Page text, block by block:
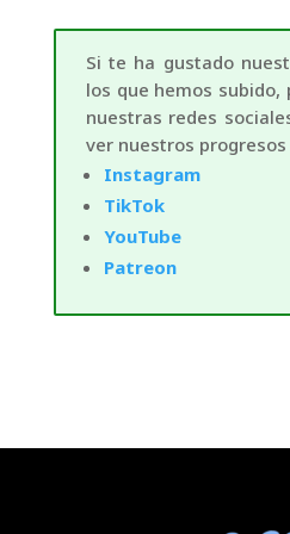
Si te ha gustado
los que hemos subido,
nuestras redes
ver nuestros
Instagram
TikTok
YouTube
Patreon